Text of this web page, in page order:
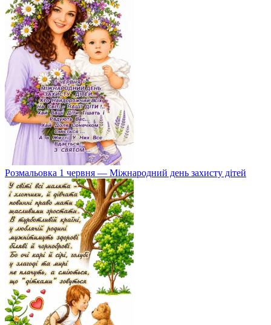
Розмальовка 1 червня — Міжнародний день захисту дітей